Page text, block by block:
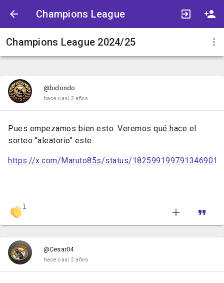
Champions League
Champions League 2024/25
@bidondo
hace casi 2 años
Pues empezamos bien esto. Veremos qué hace el
sorteo "aleatorio" este.
https://x.com/Maruto85s/status/1825991997913469018
1
@Cesar04
hace casi 2 años